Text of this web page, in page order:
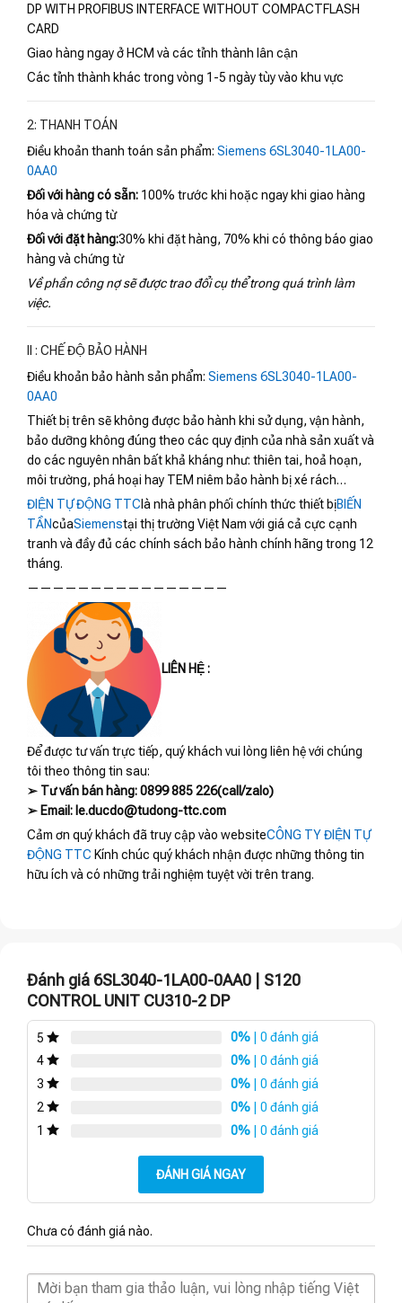
DP WITH PROFIBUS INTERFACE WITHOUT COMPACTFLASH
CARD
Giao hàng ngay ở HCM và các tỉnh thành lân cận
Các tỉnh thành khác trong vòng 1-5 ngày tùy vào khu vực
2: THANH TOÁN
Điều khoản thanh toán sản phẩm: Siemens 6SL3040-1LA00-
0AA0
Đối với hàng có sẵn: 100% trước khi hoặc ngay khi giao hàng
hóa và chứng từ
Đối với đặt hàng:30% khi đặt hàng, 70% khi có thông báo giao
hàng và chứng từ
Về phần công nợ sẽ được trao đổi cụ thể trong quá trình làm
việc.
II : CHẾ ĐỘ BẢO HÀNH
Điều khoản bảo hành sản phẩm: Siemens 6SL3040-1LA00-
0AA0
Thiết bị trên sẽ không được bảo hành khi sử dụng, vận hành,
bảo dưỡng không đúng theo các quy định của nhà sản xuất và
do các nguyên nhân bất khả kháng như: thiên tai, hoả hoạn,
môi trường, phá hoại hay TEM niêm bảo hành bị xé rách…
ĐIỆN TỰ ĐỘNG TTC là nhà phân phối chính thức thiết bịBIẾN
TẦNcủaSiemenstại thị trường Việt Nam với giá cả cực cạnh
tranh và đầy đủ các chính sách bảo hành chính hãng trong 12
tháng.
————————————————
LIÊN HỆ :
Để được tư vấn trực tiếp, quý khách vui lòng liên hệ với chúng
tôi theo thông tin sau:
➢ Tư vấn bán hàng: 0899 885 226(call/zalo)
➢ Email: le.ducdo@tudong-ttc.com
Cảm ơn quý khách đã truy cập vào websiteCÔNG TY ĐIỆN TỰ
ĐỘNG TTC Kính chúc quý khách nhận được những thông tin
hữu ích và có những trải nghiệm tuyệt vời trên trang.
Đánh giá 6SL3040-1LA00-0AA0 | S120
CONTROL UNIT CU310-2 DP
5 0% | 0 đánh giá
4
0% | 0 đánh giá
3
0% | 0 đánh giá
2
0% | 0 đánh giá
1
0% | 0 đánh giá
ĐÁNH GIÁ NGAY
Chưa có đánh giá nào.